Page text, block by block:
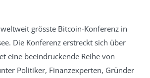
grösste Bitcoin-Konferenz in
Die Konferenz erstreckt sich über
eine beeindruckende Reihe von
Politiker, Finanzexperten, Gründer